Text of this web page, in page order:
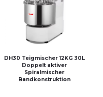
DH30 Teigmischer 12KG 30L
Doppelt aktiver
Spiralmischer
Bandkonstruktion